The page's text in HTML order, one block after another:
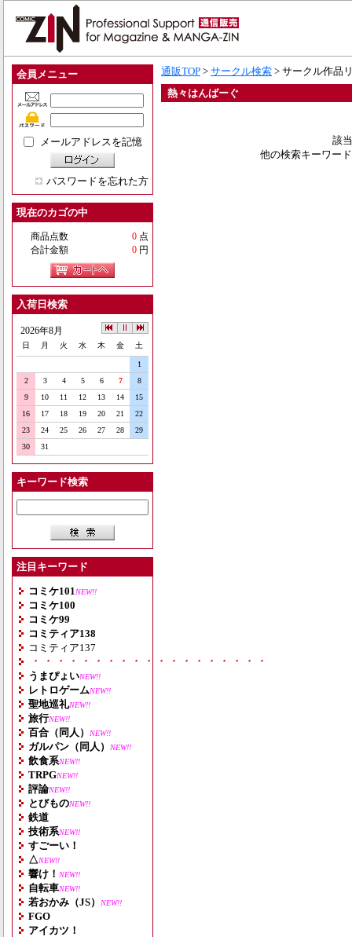
会員メニュー
メールアドレスを記憶
パスワードを忘れた方
現在のカゴの中
商品点数 0 点
合計金額
0 円
入荷日検索
2026年8月
日 月 火 水 木 金 土
1
2
3 4 5 6 7
8
9
10 11 12 13 14
15
16
17 18 19 20 21
22
23
24 25 26 27 28
29
30
31
キーワード検索
注目キーワード
コミケ101 NEW!!
コミケ100
コミケ99
コミティア138
コミティア137
・・・・・・・・・・・・・・・・・・・
うまぴょいNEW!!
レトロゲームNEW!!
聖地巡礼NEW!!
旅行NEW!!
百合（同人） NEW!!
ガルパン（同人） NEW!!
飲食系NEW!!
TRPGNEW!!
評論NEW!!
とびものNEW!!
鉄道
技術系NEW!!
すごーい！
△NEW!!
響け！ NEW!!
自転車NEW!!
若おかみ（JS） NEW!!
FGO
アイカツ！
通販TOP > サークル検索 > サークル作品
熱々はんばーぐ
該
他の検索キーワー